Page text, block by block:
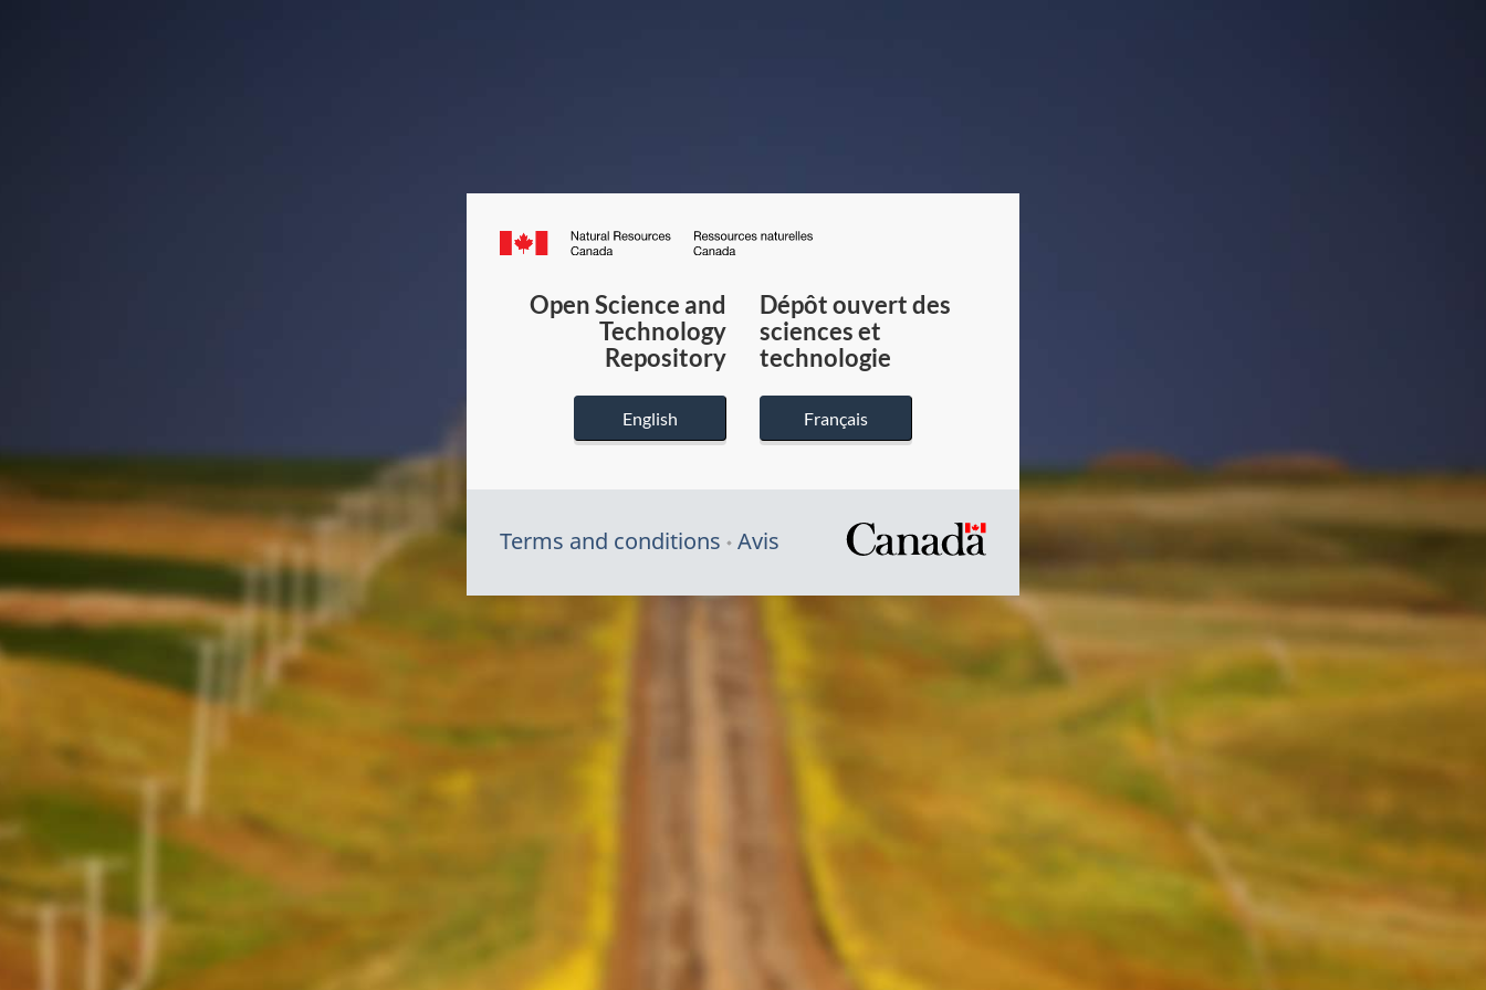
Canada.ca
du
Canada
Open Science and
Technology
Repository
English
Dépôt ouvert des
sciences et
technologie
Français
Terms and conditions Avis
/
Symbole
du
gouvernement
du